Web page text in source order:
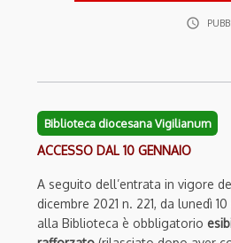
access_time
Biblioteca diocesana Vigilianum
ACCESSO DAL 10 GENNAIO
A seguito dell’entrata in vigore
dicembre 2021 n. 221, da lunedì
alla Biblioteca è obbligatorio